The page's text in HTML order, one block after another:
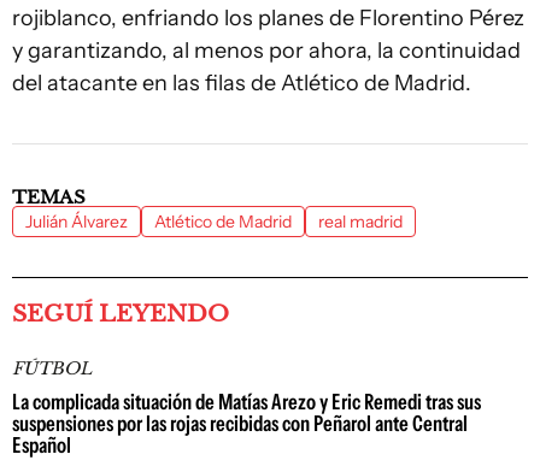
rojiblanco, enfriando los planes de Florentino Pérez
y garantizando, al menos por ahora, la continuidad
del atacante en las filas de Atlético de Madrid.
TEMAS
Julián Álvarez Atlético de Madrid real madrid
SEGUÍ LEYENDO
FÚTBOL
La complicada situación de Matías Arezo y Eric Remedi tras sus
suspensiones por las rojas recibidas con Peñarol ante Central
Español